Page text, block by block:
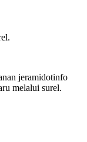
jeramidotinfo
melalui surel.